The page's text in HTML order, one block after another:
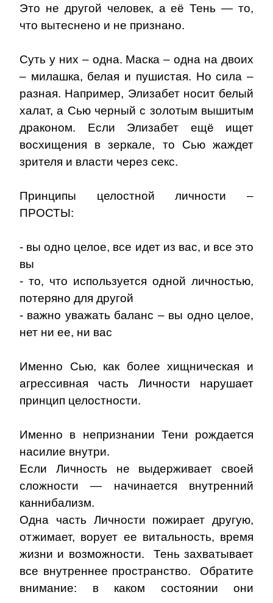
Это не другой человек, а её Тень — то,
что вытеснено и не признано.
Суть у них – одна. Маска – одна на двоих
– милашка, белая и пушистая. Но сила –
разная. Например, Элизабет носит белый
халат, а Сью черный с золотым вышитым
драконом. Если Элизабет ещё ищет
восхищения в зеркале, то Сью жаждет
зрителя и власти через секс.
Принципы целостной личности –
ПРОСТЫ:
- вы одно целое, все идет из вас, и все это
вы
- то, что используется одной личностью,
потеряно для другой
- важно уважать баланс – вы одно целое,
нет ни ее, ни вас
Именно Сью, как более хищническая и
агрессивная часть Личности нарушает
принцип целостности.
Именно в непризнании Тени рождается
насилие внутри.
Если Личность не выдерживает своей
сложности — начинается внутренний
каннибализм.
Одна часть Личности пожирает другую,
отжимает, ворует ее витальность, время
жизни и возможности. Тень захватывает
все внутреннее пространство. Обратите
внимание: в каком состоянии они